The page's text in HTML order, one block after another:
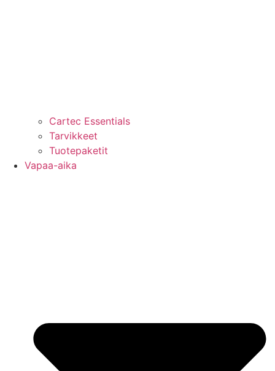
Cartec Essentials
Tarvikkeet
Tuotepaketit
Vapaa-aika